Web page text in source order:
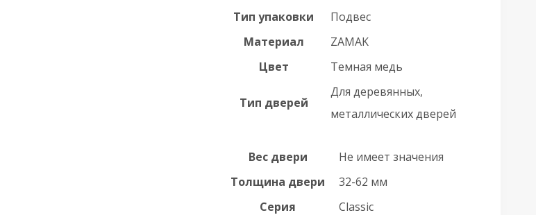
Тип упаковки
Подвес
Материал
ZAMAK
Цвет
Темная медь
Тип дверей
Для деревянных,
металлических дверей
Вес двери
Не имеет значения
Толщина двери
32-62 мм
Серия
Classic